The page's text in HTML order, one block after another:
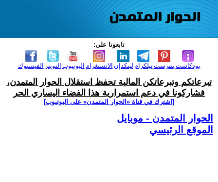
تابعونا على:
الفيسبوك التويتر اليوتيوب الانستغرام لينكدإن تيلكرامبنترست بودكاست
تبرعاتكم وتبرعاتكن المالية تحفظ استقلال الحوار المتمدن،
فشاركونا في دعم استمرارية هذا الفضاء اليساري الحر
[اشترك في قناة ‫«الحوار المتمدن» على اليوتيوب]
الحوار المتمدن - موبايل
الموقع الرئيسي